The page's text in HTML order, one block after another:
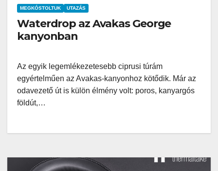
MEGKÓSTOLTUK UTAZÁS
Waterdrop az Avakas George
kanyonban
Az egyik legemlékezetesebb ciprusi túrám
egyértelműen az Avakas-kanyonhoz kötődik. Már az
odavezető út is külön élmény volt: poros, kanyargós
földút,…